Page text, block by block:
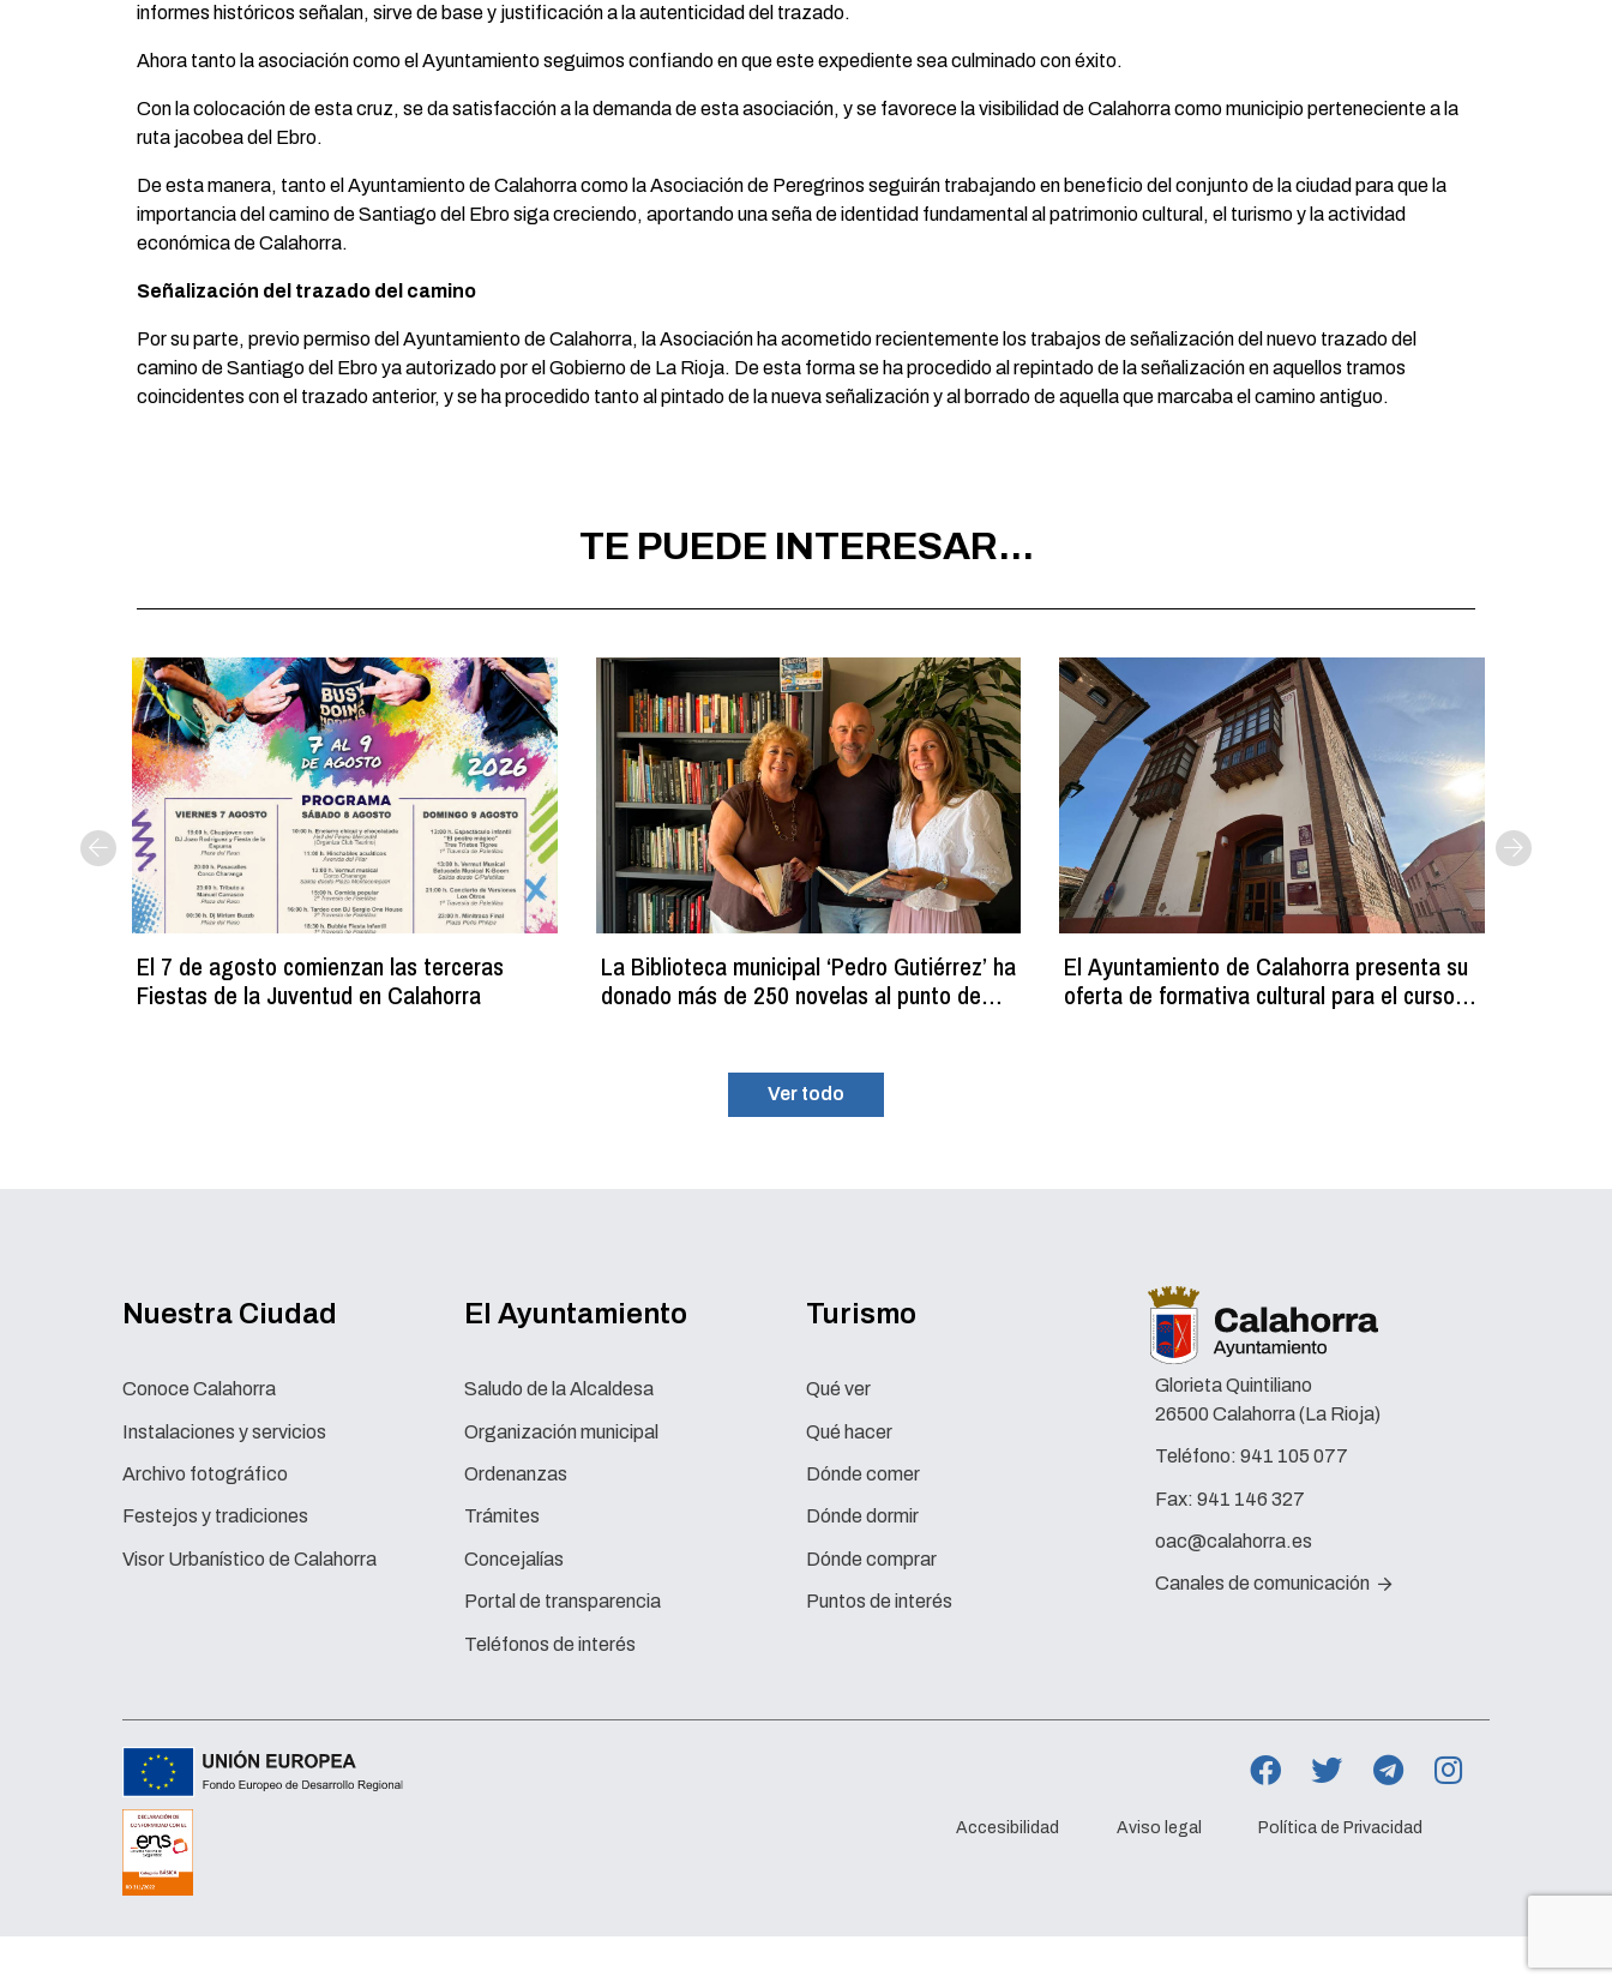
informes históricos señalan, sirve de base y justificación a la autenticidad del trazado.
Ahora tanto la asociación como el Ayuntamiento seguimos confiando en que este expediente sea culminado con éxito.
Con la colocación de esta cruz, se da satisfacción a la demanda de esta asociación, y se favorece la visibilidad de Calahorra como municipio perteneciente a la
ruta jacobea del Ebro.
De esta manera, tanto el Ayuntamiento de Calahorra como la Asociación de Peregrinos seguirán trabajando en beneficio del conjunto de la ciudad para que la
importancia del camino de Santiago del Ebro siga creciendo, aportando una seña de identidad fundamental al patrimonio cultural, el turismo y la actividad
económica de Calahorra.
Señalización del trazado del camino
Por su parte, previo permiso del Ayuntamiento de Calahorra, la Asociación ha acometido recientemente los trabajos de señalización del nuevo trazado del
camino de Santiago del Ebro ya autorizado por el Gobierno de La Rioja. De esta forma se ha procedido al repintado de la señalización en aquellos tramos
coincidentes con el trazado anterior, y se ha procedido tanto al pintado de la nueva señalización y al borrado de aquella que marcaba el camino antiguo.
TE PUEDE INTERESAR...
El 7 de agosto comienzan las terceras
Fiestas de la Juventud en Calahorra
La Biblioteca municipal ‘Pedro Gutiérrez’ ha
donado más de 250 novelas al punto de
El Ayuntamiento de Calahorra presenta su
oferta de formativa cultural para el curso
Ver todo
Nuestra Ciudad
Conoce Calahorra
Instalaciones y servicios
Archivo fotográfico
Festejos y tradiciones
Visor Urbanístico de Calahorra
El Ayuntamiento
Saludo de la Alcaldesa
Organización municipal
Ordenanzas
Trámites
Concejalías
Portal de transparencia
Teléfonos de interés
Turismo
Qué ver
Qué hacer
Dónde comer
Dónde dormir
Dónde comprar
Puntos de interés
Glorieta Quintiliano
26500 Calahorra (La Rioja)
Teléfono: 941 105 077
Fax: 941 146 327
oac@calahorra.es
Canales de comunicación
Accesibilidad Aviso legal Política de Privacidad